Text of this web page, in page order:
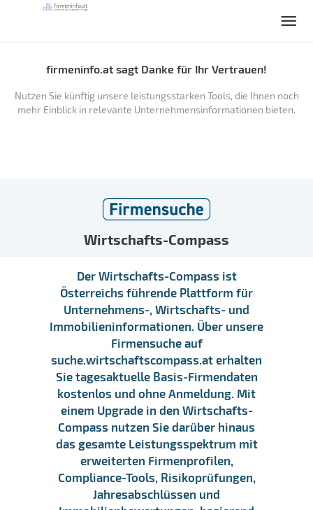
firmeninfo.at sagt Danke für Ihr Vertrauen!
Nutzen Sie künftig unsere leistungsstarken Tools, die Ihnen noch
mehr Einblick in relevante Unternehmensinformationen bieten.
Wirtschafts-Compass
Der Wirtschafts-Compass ist
Österreichs führende Plattform für
Unternehmens-, Wirtschafts- und
Immobilieninformationen. Über unsere
Firmensuche auf
suche.wirtschaftscompass.at erhalten
Sie tagesaktuelle Basis-Firmendaten
kostenlos und ohne Anmeldung. Mit
einem Upgrade in den Wirtschafts-
Compass nutzen Sie darüber hinaus
das gesamte Leistungsspektrum mit
erweiterten Firmenprofilen,
Compliance-Tools, Risikoprüfungen,
Jahresabschlüssen und